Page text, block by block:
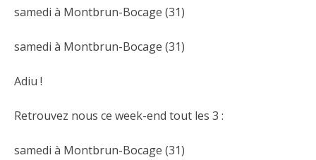
samedi à Montbrun-Bocage (31)
samedi à Montbrun-Bocage (31)
Adiu !
Retrouvez nous ce week-end tout les 3 :
samedi à Montbrun-Bocage (31)